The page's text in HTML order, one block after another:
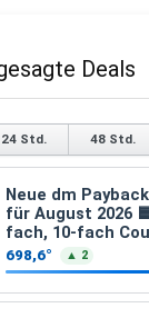
Deals
24 Std. 48 Std.
Neue dm
für August 2026
fach, 10-fach
den gesamten
€
698,6° ▲ 2